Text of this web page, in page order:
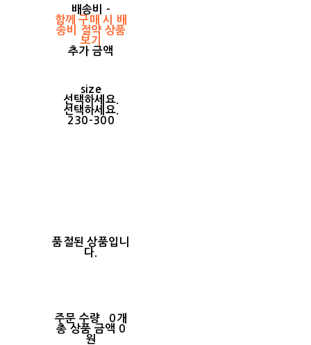
배송비 -
함께 구매 시 배
송비 절약 상품
보기
추가 금액
size
선택하세요.
선택하세요.
230-300
품절된 상품입니
다.
주문 수량
0개
총 상품 금액 0
원